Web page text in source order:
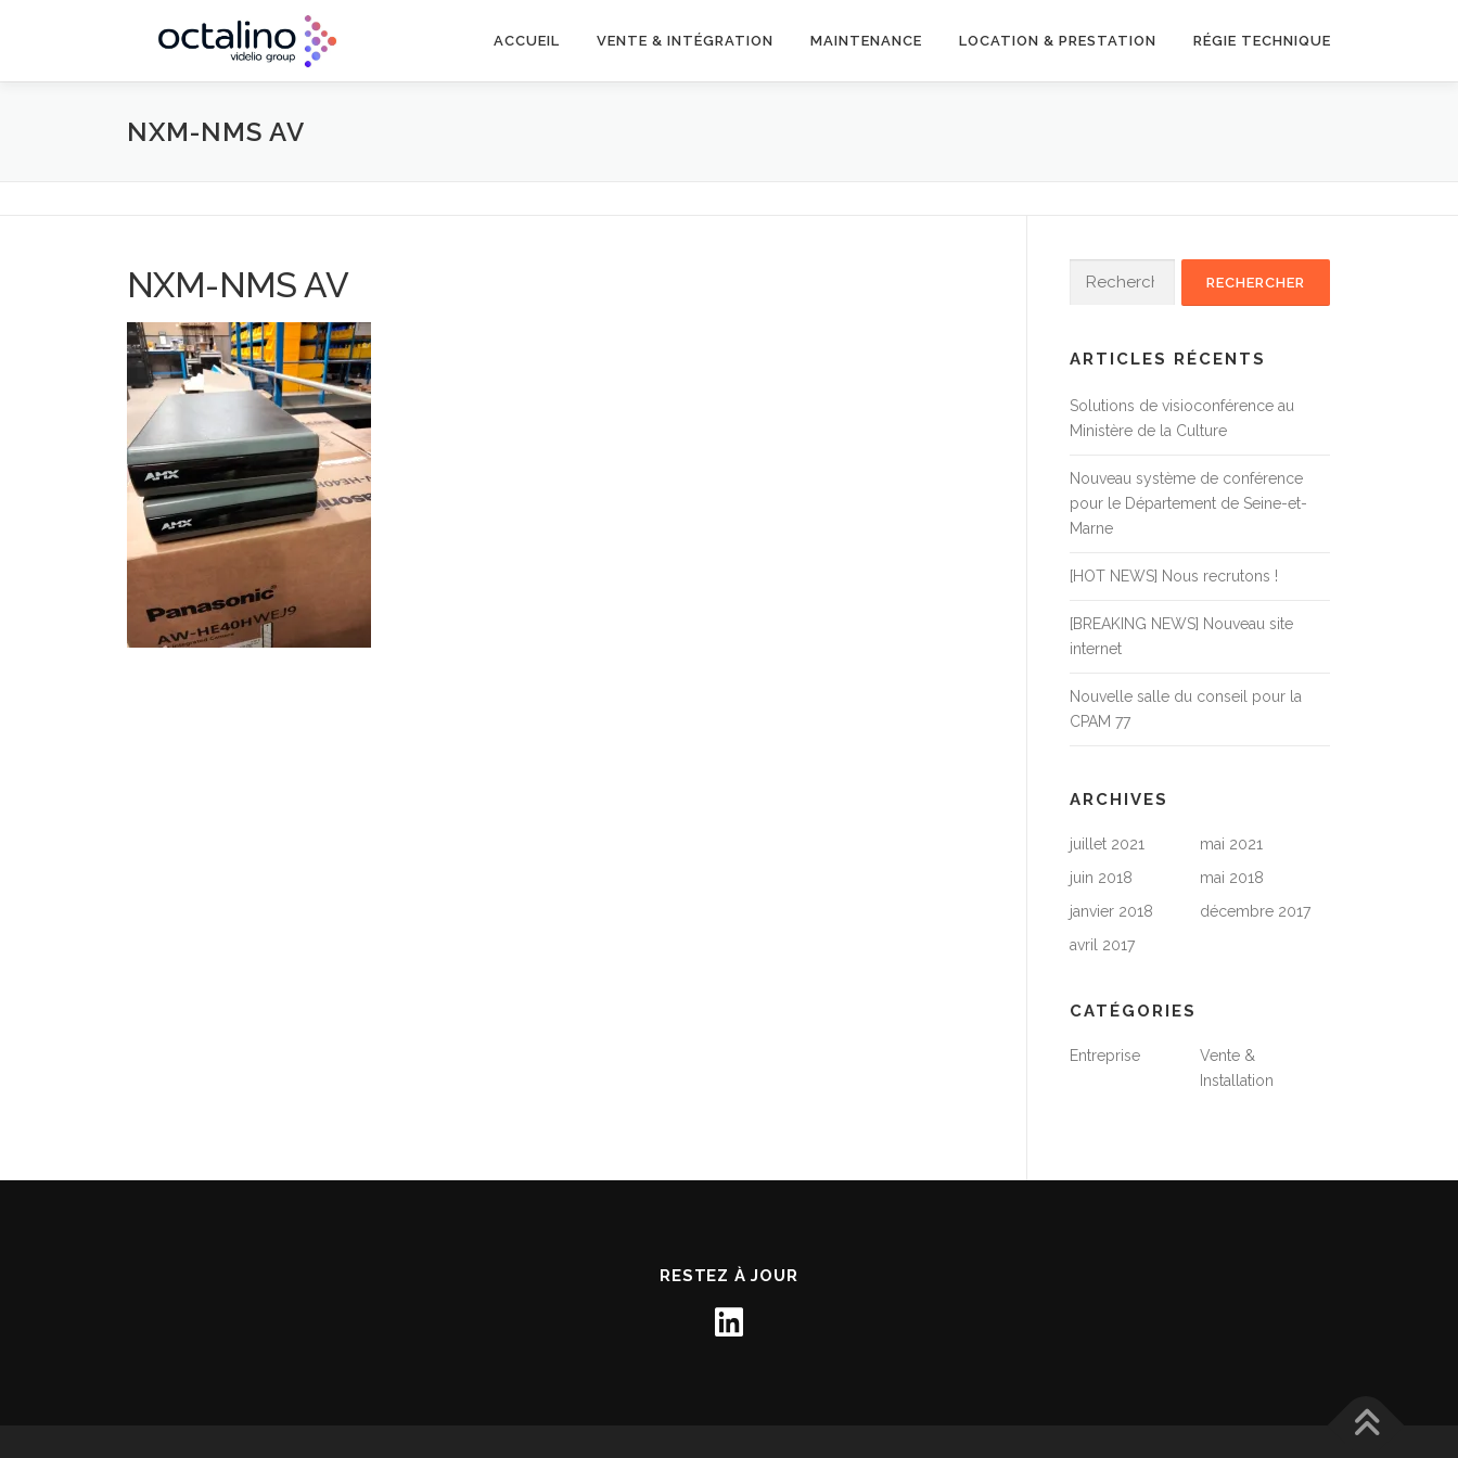
ACCUEIL VENTE & INTÉGRATION MAINTENANCE LOCATION & PRESTATION RÉGIE TECHNIQUE
NXM-NMS AV
NXM-NMS AV
ARTICLES RÉCENTS
Solutions de visioconférence au
Ministère de la Culture
Nouveau système de conférence
pour le Département de Seine-et-
Marne
[HOT NEWS] Nous recrutons !
[BREAKING NEWS] Nouveau site
internet
Nouvelle salle du conseil pour la
CPAM 77
ARCHIVES
juillet 2021
mai 2021
juin 2018
mai 2018
janvier 2018
décembre 2017
avril 2017
CATÉGORIES
Entreprise
Vente &
Installation
RESTEZ À JOUR